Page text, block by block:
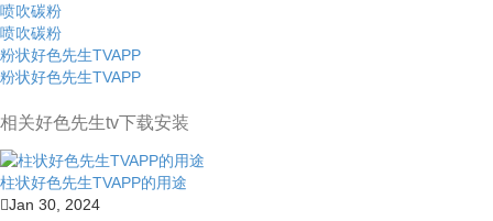
喷吹碳粉
喷吹碳粉
粉状好色先生TVAPP
粉状好色先生TVAPP
相关好色先生tv下载安装
柱状好色先生TVAPP的用途
Jan 30, 2024